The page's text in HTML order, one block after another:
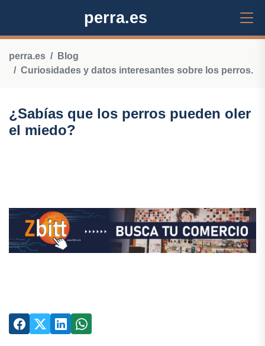
perra.es
perra.es
Blog
Curiosidades y datos interesantes sobre los perros.
¿Sabías que los perros pueden oler
el miedo?